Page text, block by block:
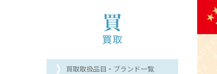
買取取扱品目・ブランド一覧